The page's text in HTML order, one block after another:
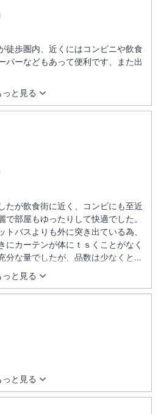
っと見る
徒歩圏内、近くにはコンビニや飲食
パーなどもあって便利です、また出
っと見る
たが飲食街に近く、コンビにも至近
で部屋もゆったりして快適でした。
トバスよりも外に突き出ている為、
にカーテンが体にｔｓくことがなく
分な量でしたが、品数は少なくとも
ごはんがやわらかすぎ）だけはもう
夫をお願いします。
っと見る